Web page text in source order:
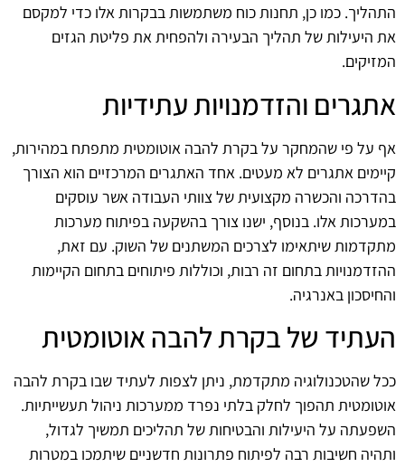
התהליך. כמו כן, תחנות כוח משתמשות בבקרות אלו כדי למקסם
את היעילות של תהליך הבעירה ולהפחית את פליטת הגזים
המזיקים.
אתגרים והזדמנויות עתידיות
אף על פי שהמחקר על בקרת להבה אוטומטית מתפתח במהירות,
קיימים אתגרים לא מעטים. אחד האתגרים המרכזיים הוא הצורך
בהדרכה והכשרה מקצועית של צוותי העבודה אשר עוסקים
במערכות אלו. בנוסף, ישנו צורך בהשקעה בפיתוח מערכות
מתקדמות שיתאימו לצרכים המשתנים של השוק. עם זאת,
ההזדמנויות בתחום זה רבות, וכוללות פיתוחים בתחום הקיימות
והחיסכון באנרגיה.
העתיד של בקרת להבה אוטומטית
ככל שהטכנולוגיה מתקדמת, ניתן לצפות לעתיד שבו בקרת להבה
אוטומטית תהפוך לחלק בלתי נפרד ממערכות ניהול תעשייתיות.
השפעתה על היעילות והבטיחות של תהליכים תמשיך לגדול,
ותהיה חשיבות רבה לפיתוח פתרונות חדשניים שיתמכו במטרות